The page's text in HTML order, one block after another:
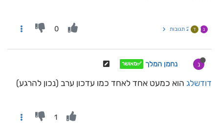
נ ד 2 תגובות 0
נ נחמן המלך ✅מאושר
דודשלג הוא כמעט אחד לאחד כמו עדכון ערב (נכון להרגע)
1